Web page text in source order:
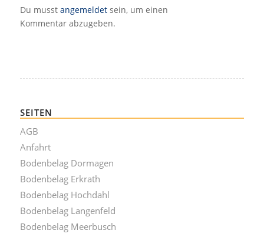
Du musst angemeldetsein, um einen
Kommentar abzugeben.
SEITEN
AGB
Anfahrt
Bodenbelag Dormagen
Bodenbelag Erkrath
Bodenbelag Hochdahl
Bodenbelag Langenfeld
Bodenbelag Meerbusch